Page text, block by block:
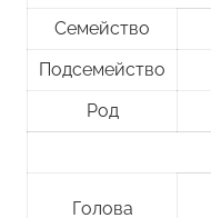
Семейство
Подсемейство
Род
Голова